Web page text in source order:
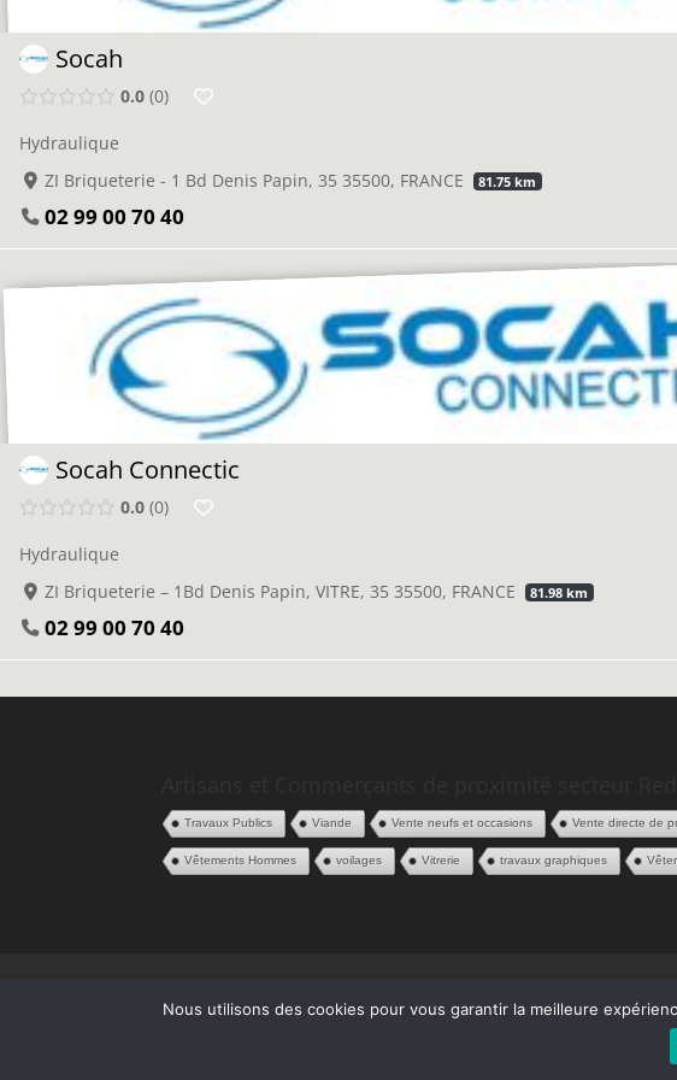
Socah
0.0 0
Hydraulique
ZI Briqueterie - 1 Bd Denis Papin, 35 35500, FRANCE
81.75 km
02 99 00 70 40
Socah Connectic
0.0 0
Hydraulique
ZI Briqueterie – 1Bd Denis Papin, VITRE, 35 35500, FRANCE
81.98 km
02 99 00 70 40
Travaux Publics Viande Vente neufs et occasions Vente directe de
Vêtements Hommes voilages Vitrerie travaux graphiques
Nous utilisons des cookies pour vous garantir la meilleure